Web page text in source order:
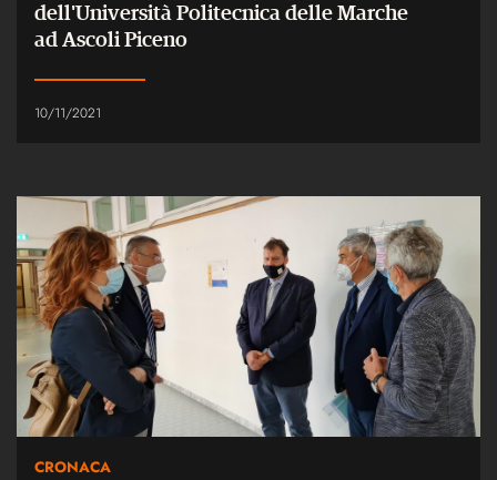
dell'Università Politecnica delle Marche
ad Ascoli Piceno
10/11/2021
CRONACA